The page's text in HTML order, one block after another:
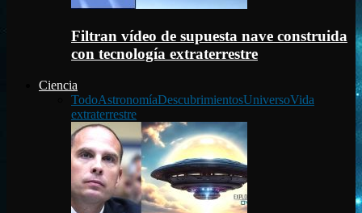
Filtran vídeo de supuesta nave construida
con tecnología extraterrestre
Ciencia
TodoAstronomíaDescubrimientosUniversoVida
extraterrestre